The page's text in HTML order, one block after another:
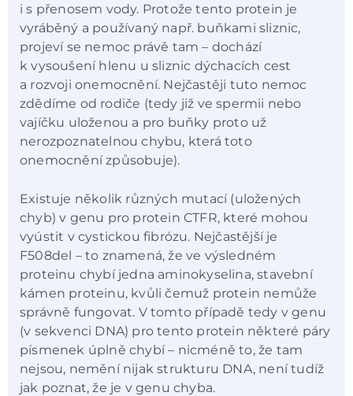
i s přenosem vody. Protože tento protein je
vyráběný a používaný např. buňkami sliznic,
projeví se nemoc právě tam – dochází
k vysoušení hlenu u sliznic dýchacích cest
a rozvoji onemocnění. Nejčastěji tuto nemoc
zdědíme od rodiče (tedy již ve spermii nebo
vajíčku uloženou a pro buňky proto už
nerozpoznatelnou chybu, která toto
onemocnění způsobuje).
Existuje několik různých mutací (uložených
chyb) v genu pro protein CTFR, které mohou
vyústit v cystickou fibrózu. Nejčastější je
F508del – to znamená, že ve výsledném
proteinu chybí jedna aminokyselina, stavební
kámen proteinu, kvůli čemuž protein nemůže
správně fungovat. V tomto případě tedy v genu
(v sekvenci DNA) pro tento protein některé páry
písmenek úplně chybí – nicméně to, že tam
nejsou, nemění nijak strukturu DNA, není tudíž
jak poznat, že je v genu chyba.